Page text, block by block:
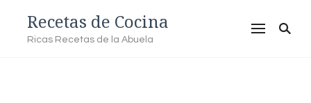
Recetas de Cocina
Ricas Recetas de la Abuela